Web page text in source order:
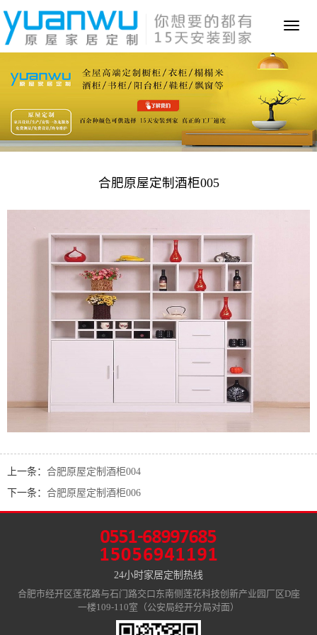
Toggle
合肥原屋定制酒柜005
上一条： 合肥原屋定制酒柜004
下一条： 合肥原屋定制酒柜006
24小时家居定制热线
合肥市经开区莲花路与石门路交口东南侧莲花科技创新产业园厂区D座
一楼109-110室（公安局经开分局对面）